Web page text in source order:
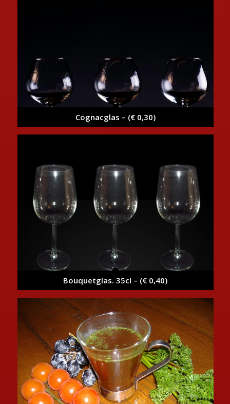
Cognacglas – (€ 0,30)
Bouquetglas. 35cl – (€ 0,40)